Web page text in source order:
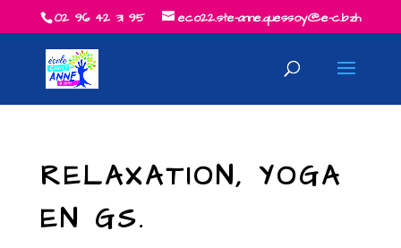
02 96 42 31 95 eco22.ste-anne.quessoy@e-c.bzh
RELAXATION, YOGA
EN GS.